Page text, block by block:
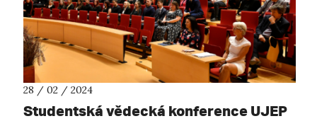
28 / 02 / 2024
Studentská vědecká konference UJEP